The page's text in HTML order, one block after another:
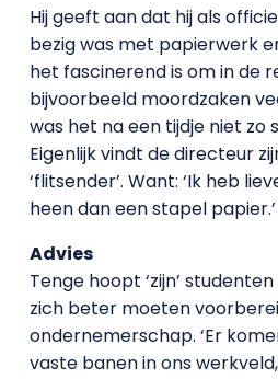
Hij geeft aan dat hij als
bezig was met papierwerk
het fascinerend is om in de
bijvoorbeeld moordzaken
was het na een tijdje niet zo
Eigenlijk vindt de directeur
‘flitsender’. Want: ‘Ik heb
heen dan een stapel papier.’
Advies
Tenge hoopt ‘zijn’
zich beter moeten
ondernemerschap. ‘Er
vaste banen in ons